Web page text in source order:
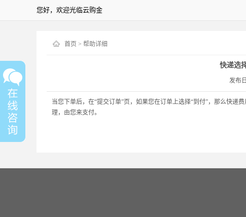
您好，欢迎光临云购金
首页 > 帮助详细
快递选
发布
当您下单后，在“提交订单”页，如果您在订单上选择“到付”，那么快递
理，由您来支付。